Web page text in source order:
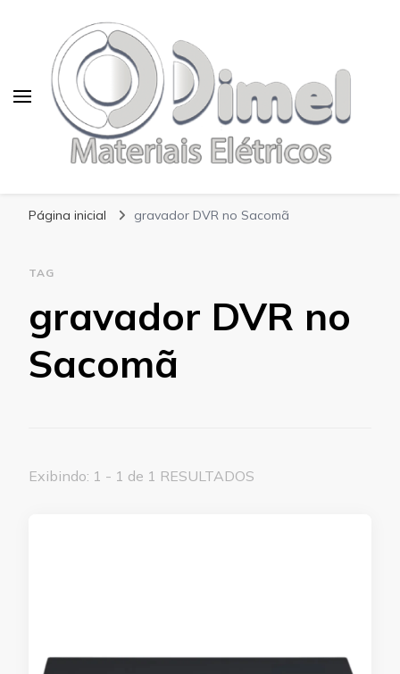
Página inicial gravador DVR no Sacomã
TAG
gravador DVR no
Sacomã
Exibindo: 1 - 1 de 1 RESULTADOS